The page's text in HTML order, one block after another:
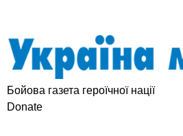
Бойова газета героїчної нації
Donate